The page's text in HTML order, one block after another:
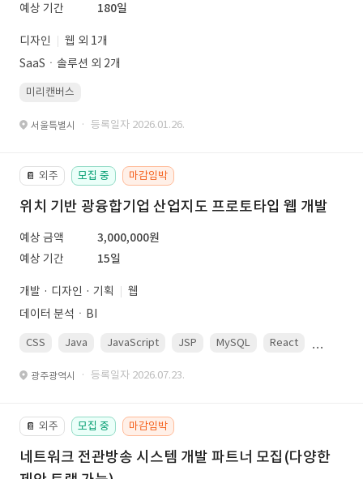
예상 기간
180일
디자인
웹 외 1개
SaaSㆍ솔루션 외 2개
미리캔버스
서울특별시 · 등록일자 2026.01.26.
📔 외주 모집 중 마감임박
위치 기반 광융합기업 산업지도 프로토타입 웹 개발
예상 금액
3,000,000원
예상 기간
15일
개발 · 디자인 · 기획
웹
데이터 분석ㆍBI
CSS Java JavaScript JSP MySQL React
광주광역시 · 등록일자 2026.07.23.
📔 외주 모집 중 마감임박
네트워크 전관방송 시스템 개발 파트너 모집(다양한